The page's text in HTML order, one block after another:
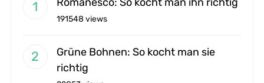
191548 views
Grüne Bohnen: So kocht man sie
richtig